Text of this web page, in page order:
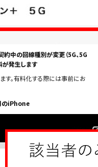
約中の回線種別が変更（5G、5G
が発生します
す。有料化する際には事前にお
のiPhone